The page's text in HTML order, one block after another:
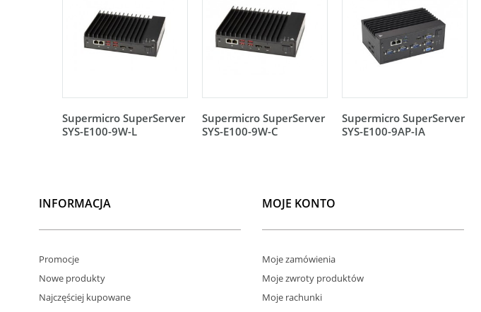
Supermicro SuperServer
SYS-E100-9W-L
Supermicro SuperServer
SYS-E100-9W-C
Supermicro SuperServer
SYS-E100-9AP-IA
INFORMACJA
Promocje
Nowe produkty
Najczęściej kupowane
MOJE KONTO
Moje zamówienia
Moje zwroty produktów
Moje rachunki